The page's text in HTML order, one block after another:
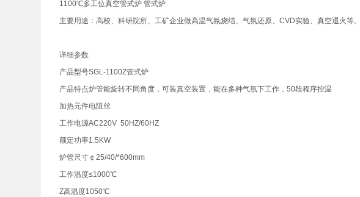
1100℃多工位真空管式炉 管式炉
主要用途：高校、科研院所、工矿企业做高温气氛烧结、气氛还原、CVD实验、真空退火等。
详细参数
产品型号SGL-1100Z管式炉
产品特点炉管能旋转不同角度，可装真空装置，能在多种气氛下工作，50段程序控温
加热元件电阻丝
工作电源AC220V 50HZ/60HZ
额定功率1.5KW
炉管尺寸￠25/40/*600mm
工作温度≤1000℃
Z高温度1050℃